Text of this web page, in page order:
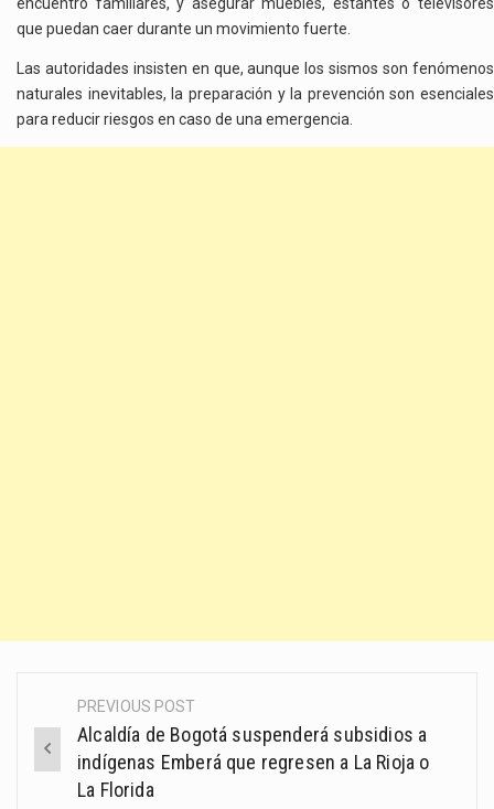
encuentro familiares, y asegurar muebles, estantes o televisores
que puedan caer durante un movimiento fuerte.
Las autoridades insisten en que, aunque los sismos son fenómenos
naturales inevitables, la preparación y la prevención son esenciales
para reducir riesgos en caso de una emergencia.
Post
navigation
PREVIOUS POST
Alcaldía de Bogotá suspenderá subsidios a
indígenas Emberá que regresen a La Rioja o
La Florida